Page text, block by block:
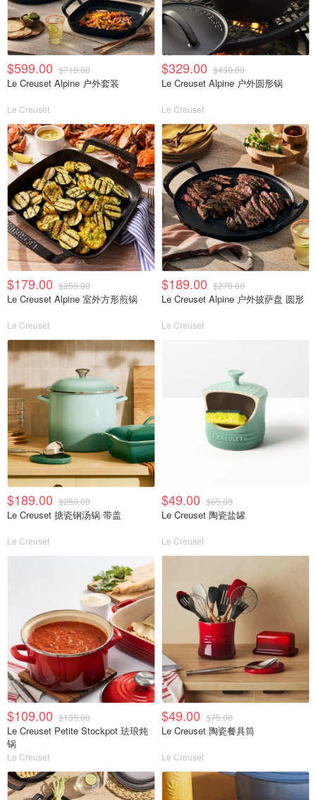
$599.00 $710.00
Le Creuset Alpine 户外套装
Le Creuset
$329.00 $430.00
Le Creuset Alpine 户外圆形锅
Le Creuset
$179.00 $250.00
Le Creuset Alpine 室外方形煎锅
Le Creuset
$189.00 $270.00
Le Creuset Alpine 户外披萨盘 圆形
Le Creuset
$189.00 $250.00
Le Creuset 搪瓷钢汤锅 带盖
Le Creuset
$49.00 $65.00
Le Creuset 陶瓷盐罐
Le Creuset
$109.00 $135.00
Le Creuset Petite Stockpot 珐琅炖
锅
Le Creuset
$49.00 $75.00
Le Creuset 陶瓷餐具筒
Le Creuset